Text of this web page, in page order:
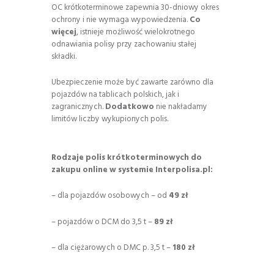
OC krótkoterminowe zapewnia 30-dniowy okres
ochrony i nie wymaga wypowiedzenia.Co
więcej, istnieje możliwość wielokrotnego
odnawiania polisy przy zachowaniu stałej
składki.
Ubezpieczenie może być zawarte zarówno dla
pojazdów na tablicach polskich, jak i
zagranicznych.Dodatkowo nie nakładamy
limitów liczby wykupionych polis.
Rodzaje polis krótkoterminowych do
zakupu online w systemie Interpolisa.pl:
– dla pojazdów osobowych – od 49 zł
– pojazdów o DCM do 3,5 t –89 zł
– dla ciężarowych o DMC p. 3,5 t –180 zł